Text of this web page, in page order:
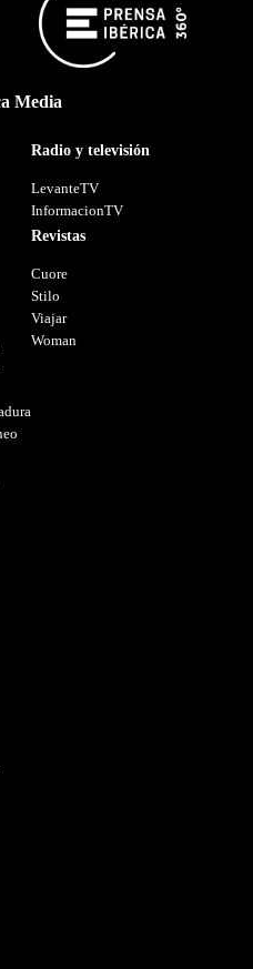
Media
Radio y televisión
LevanteTV
InformacionTV
Revistas
Cuore
Stilo
Viajar
Woman